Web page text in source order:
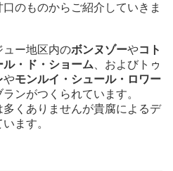
のものからご紹介していきま
ュー地区内のボンヌゾーやコト
ル・ド・ショーム 、およびトゥ
やモンルイ・シュール・ロワー
ンがつくられています。
くありませんが貴腐によるデ
ます。